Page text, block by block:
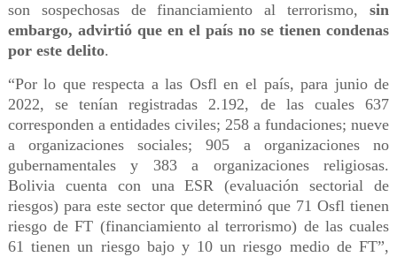
son sospechosas de financiamiento al terrorismo,sin
embargo, advirtió que en el país no se tienen condenas
por este delito.
“Por lo que respecta a las Osfl en el país, para junio de
2022, se tenían registradas 2.192, de las cuales 637
corresponden a entidades civiles; 258 a fundaciones; nueve
a organizaciones sociales; 905 a organizaciones no
gubernamentales y 383 a organizaciones religiosas.
Bolivia cuenta con una ESR (evaluación sectorial de
riesgos) para este sector que determinó que 71 Osfl tienen
riesgo de FT (financiamiento al terrorismo) de las cuales
61 tienen un riesgo bajo y 10 un riesgo medio de FT”,